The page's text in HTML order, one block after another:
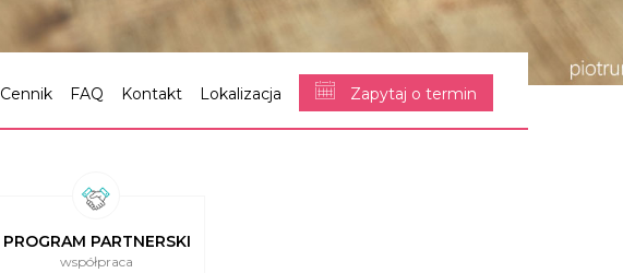
Cennik FAQ Kontakt Lokalizacja Zapytaj o termin
PROGRAM PARTNERSKI
współpraca